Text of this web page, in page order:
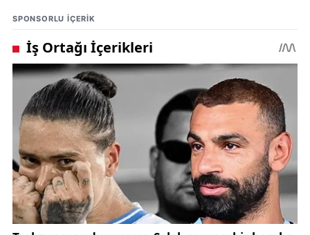
faaliyet gösteren MÜSİAD’ın, üretim odaklı ekonomik
yaklaşımıyla iş dünyasında güçlü bir yapı
oluşturduğunu vurgulayan Görgen, kuruluşun
yalnızca ekonomik değil aynı zamanda sosyal ve
kültürel anlamda da önemli bir misyon taşıdığını
söyledi.
Uğur Görgen yaptığı açıklamada, MÜSİAD’ın sadece
bir iş insanları derneği olmadığını belirterek,
kuruluşun temelinde ahlaklı ticaret anlayışının yer
aldığını dile getirdi.
Görgen, açıklamasında şu değerlendirmelerde
SPONSORLU IÇERIK